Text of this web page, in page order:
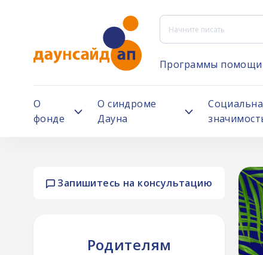
Программы помощи
О
фонде
О синдроме
Дауна
Запишитесь на консультацию
Родителям